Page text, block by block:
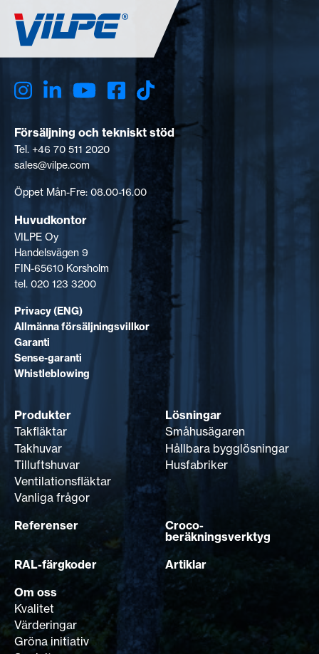
Försäljning och tekniskt stöd
Tel. +46 70 511 2020
sales@vilpe.com
Öppet Mån-Fre: 08.00-16.00
Huvudkontor
VILPE Oy
Handelsvägen 9
FIN-65610 Korsholm
tel. 020 123 3200
Privacy (ENG)
Allmänna försäljningsvillkor
Garanti
Sense-garanti
Whistleblowing
Produkter
Takfläktar
Takhuvar
Tilluftshuvar
Ventilationsfläktar
Vanliga frågor
Lösningar
Småhusägaren
Hållbara bygglösningar
Husfabriker
Referenser
Croco-
beräkningsverktyg
RAL-färgkoder
Artiklar
Om oss
Kvalitet
Värderingar
Gröna initiativ